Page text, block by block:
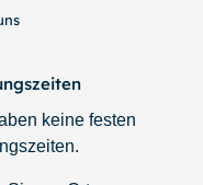
keine festen